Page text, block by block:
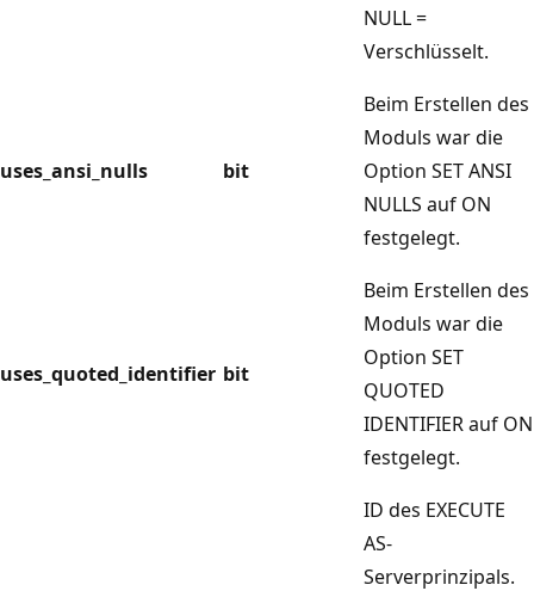
NULL =
Verschlüsselt.
uses_ansi_nulls bit
Beim Erstellen des
Moduls war die
Option SET ANSI
NULLS auf ON
festgelegt.
uses_quoted_identifier bit
Beim Erstellen des
Moduls war die
Option SET
QUOTED
IDENTIFIER auf ON
festgelegt.
ID des EXECUTE
AS-
Serverprinzipals.